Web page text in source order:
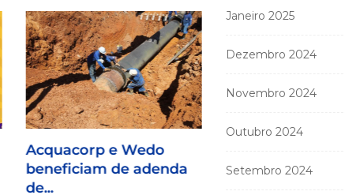
Acquacorp e Wedo
beneficiam de adenda
de...
Janeiro 2025
Dezembro 2024
Novembro 2024
Outubro 2024
Setembro 2024